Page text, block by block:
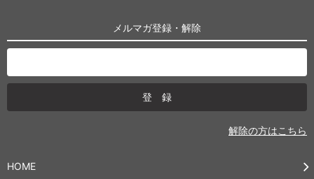
メルマガ登録・解除
解除の方はこちら
HOME